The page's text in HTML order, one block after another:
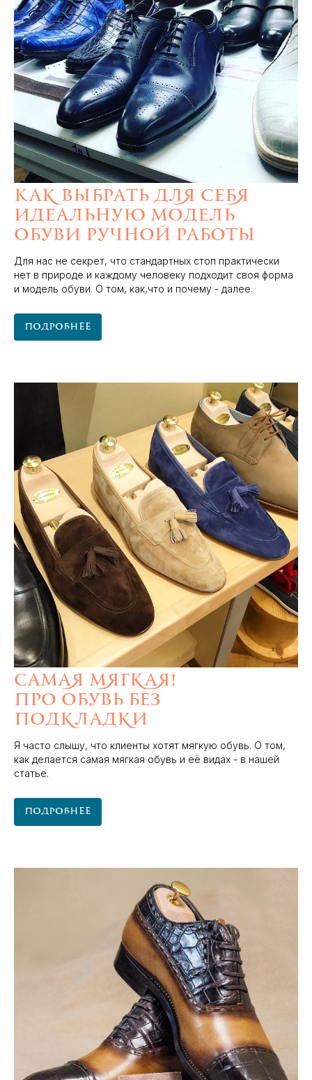
Как выбрать для себя
идеальную модель
обуви ручной работы
Для нас не секрет, что стандартных стоп практически
нет в природе и каждому человеку подходит своя форма
и модель обуви. О том, как,что и почему - далее.
Подробнее
Самая мягкая!
Про обувь без
подкладки
Я часто слышу, что клиенты хотят мягкую обувь. О том,
как делается самая мягкая обувь и её видах - в нашей
статье.
Подробнее